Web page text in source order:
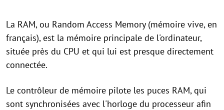
La RAM, ou Random Access Memory (mémoire vive, en
français), est la mémoire principale de l'ordinateur,
située près du CPU et qui lui est presque directement
connectée.
Le contrôleur de mémoire pilote les puces RAM, qui
sont synchronisées avec l'horloge du processeur afin